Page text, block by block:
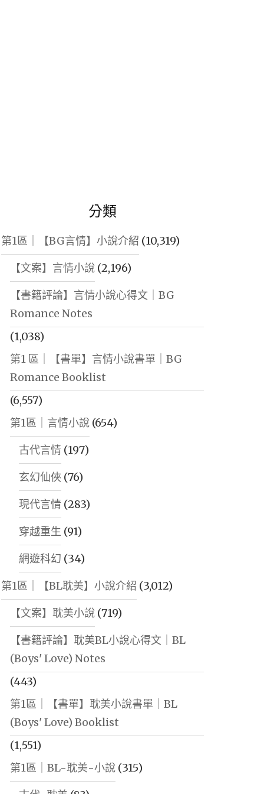
分類
第1區｜【BG言情】小說介紹 (10,319)
【文案】言情小說(2,196)
【書籍評論】言情小說心得文｜BG
Romance Notes
(1,038)
第1 區｜【書單】言情小說書單｜BG
Romance Booklist
(6,557)
第1區｜言情小說(654)
古代言情(197)
玄幻仙俠 (76)
現代言情(283)
穿越重生 (91)
網遊科幻 (34)
第1區｜【BL耽美】小說介紹 (3,012)
【文案】耽美小說(719)
【書籍評論】耽美BL小說心得文｜BL
(Boys' Love) Notes
(443)
第1區｜【書單】耽美小說書單｜BL
(Boys' Love) Booklist
(1,551)
第1區｜BL-耽美-小說(315)